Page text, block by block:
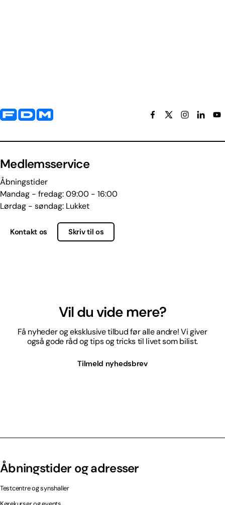
Yderligere information og kontaktoplysninger
Medlemsservice
Åbningstider
Mandag - fredag: 09:00 - 16:00
Lørdag - søndag: Lukket
Kontakt os Skriv til os
Vil du vide mere?
Få nyheder og eksklusive tilbud før alle andre! Vi giver
også gode råd og tips og tricks til livet som bilist.
Tilmeld nyhedsbrev
Åbningstider og adresser
Testcentre og synshaller